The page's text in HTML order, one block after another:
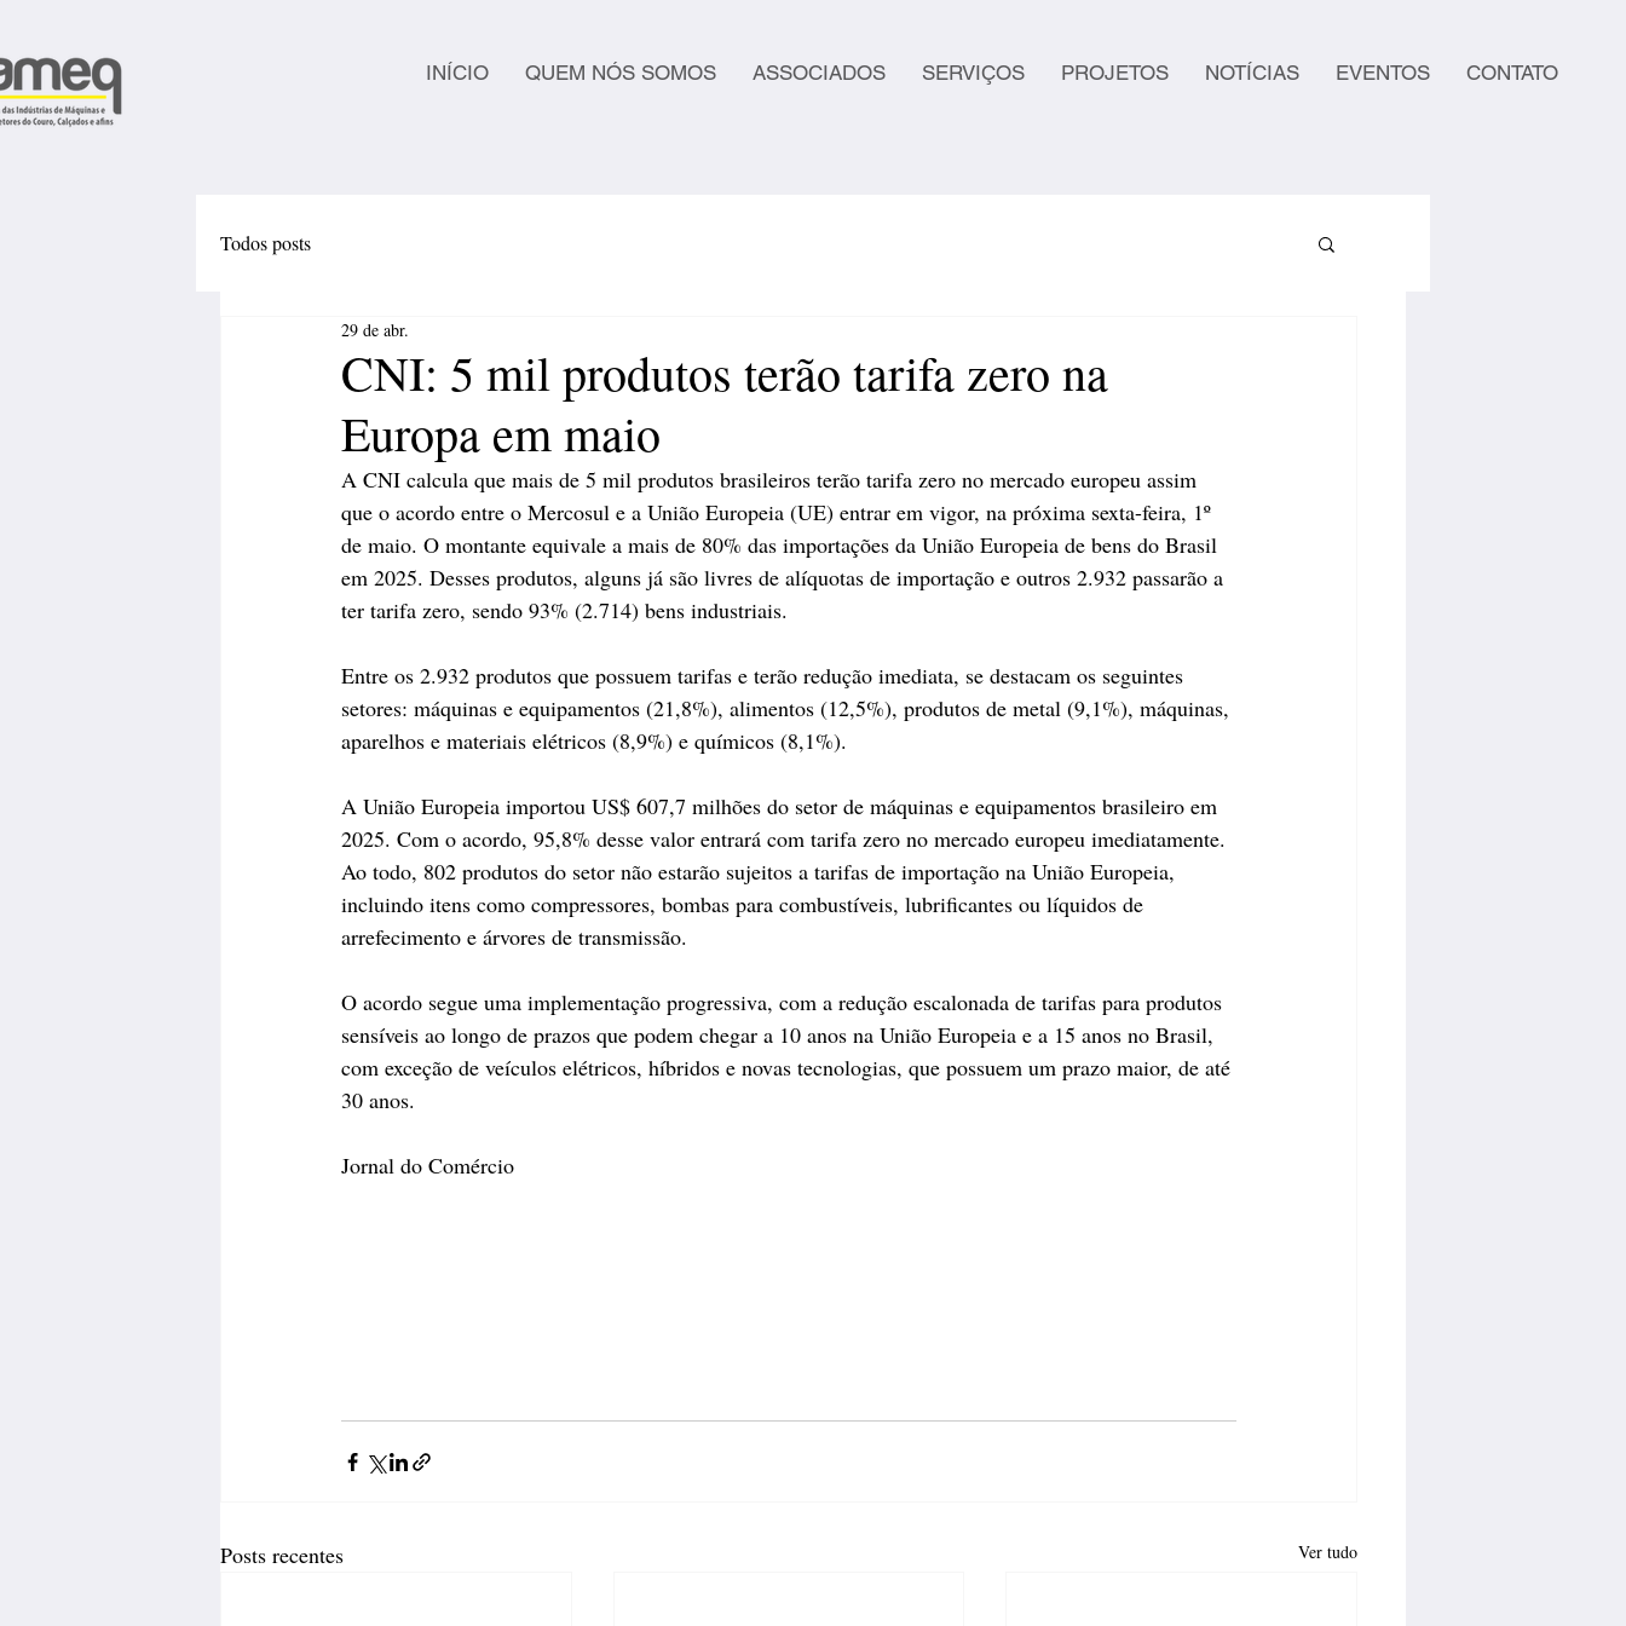
INÍCIO QUEM NÓS SOMOS ASSOCIADOS SERVIÇOS PROJETOS NOTÍCIAS EVENTOS CONTATO
Todos posts
CNI: 5 mil produtos terão tarifa zero na
Europa em maio
29 de abr.
A CNI calcula que mais de 5 mil produtos brasileiros terão tarifa zero no mercado europeu assim
que o acordo entre o Mercosul e a União Europeia (UE) entrar em vigor, na próxima sexta-feira, 1º
de maio. O montante equivale a mais de 80% das importações da União Europeia de bens do Brasil
em 2025. Desses produtos, alguns já são livres de alíquotas de importação e outros 2.932 passarão a
ter tarifa zero, sendo 93% (2.714) bens industriais.
Entre os 2.932 produtos que possuem tarifas e terão redução imediata, se destacam os seguintes
setores: máquinas e equipamentos (21,8%), alimentos (12,5%), produtos de metal (9,1%), máquinas,
aparelhos e materiais elétricos (8,9%) e químicos (8,1%).
A União Europeia importou US$ 607,7 milhões do setor de máquinas e equipamentos brasileiro em
2025. Com o acordo, 95,8% desse valor entrará com tarifa zero no mercado europeu imediatamente.
Ao todo, 802 produtos do setor não estarão sujeitos a tarifas de importação na União Europeia,
incluindo itens como compressores, bombas para combustíveis, lubrificantes ou líquidos de
arrefecimento e árvores de transmissão.
O acordo segue uma implementação progressiva, com a redução escalonada de tarifas para produtos
sensíveis ao longo de prazos que podem chegar a 10 anos na União Europeia e a 15 anos no Brasil,
com exceção de veículos elétricos, híbridos e novas tecnologias, que possuem um prazo maior, de até
30 anos.
Jornal do Comércio
Posts recentes Ver tudo